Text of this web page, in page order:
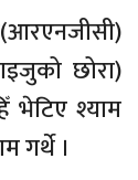
छोरा)
भेटिए श्याम
गर्थे ।